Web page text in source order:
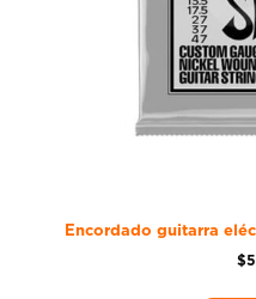
Encordado guitarra
$